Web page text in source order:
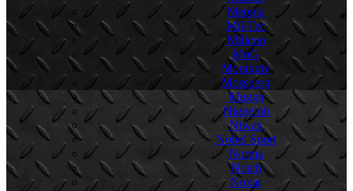
Meopta
Mil-Tec
Milicon
MoG
Morakniv
Mossberg
Mugga
Niggeloh
Niwax
Nobel Sport
Norma
Notch
Noxar